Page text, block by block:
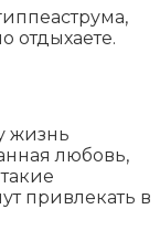
отдыхаете.
жизнь
любовь,
привлекать в